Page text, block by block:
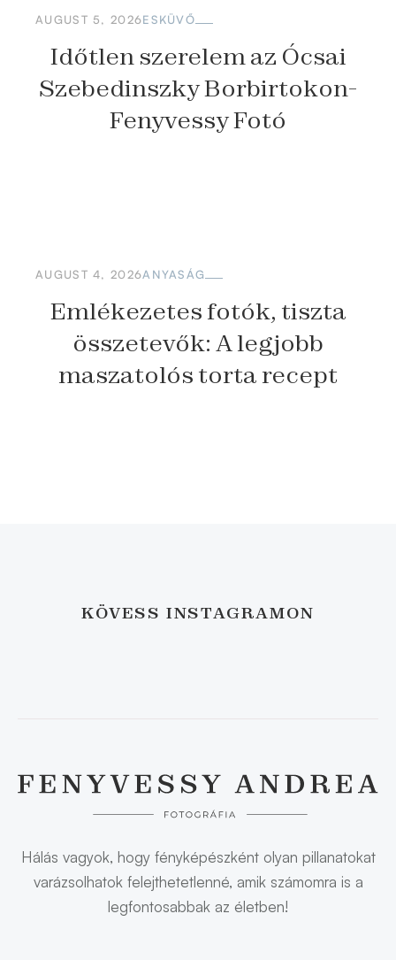
AUGUST 5, 2026ESKÜVŐ
Időtlen szerelem az Ócsai
Szebedinszky Borbirtokon-
Fenyvessy Fotó
AUGUST 4, 2026ANYASÁG
Emlékezetes fotók, tiszta
összetevők: A legjobb
maszatolós torta recept
KÖVESS INSTAGRAMON
Hálás vagyok, hogy fényképészként olyan pillanatokat
varázsolhatok felejthetetlenné, amik számomra is a
legfontosabbak az életben!